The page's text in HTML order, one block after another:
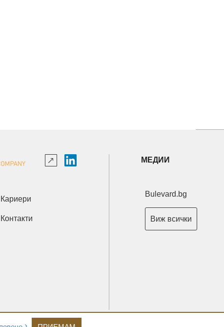
Кариери
Контакти
МЕДИИ
Bulevard.bg
Виж всички
Copyright © 2026 Ксениум ООД. Всички права запазени.